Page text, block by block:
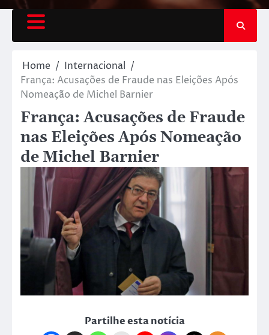
Home
Internacional
França: Acusações de Fraude nas Eleições Após
Nomeação de Michel Barnier
França: Acusações de Fraude
nas Eleições Após Nomeação
de Michel Barnier
Partilhe esta notícia